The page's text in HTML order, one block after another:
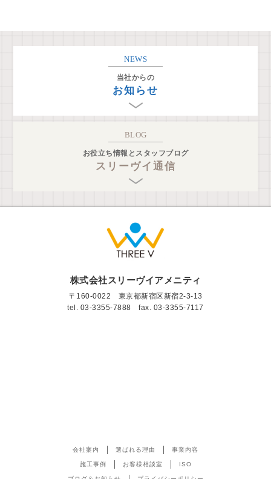
NEWS
当社からの
お知らせ
BLOG
お役立ち情報とスタッフブログ
スリーヴイ通信
株式会社スリーヴイアメニティ
〒160-0022 東京都新宿区新宿2-3-13
tel. 03-3355-7888 fax. 03-3355-7117
会社案内 選ばれる理由 事業内容
施工事例 お客様相談室 ISO